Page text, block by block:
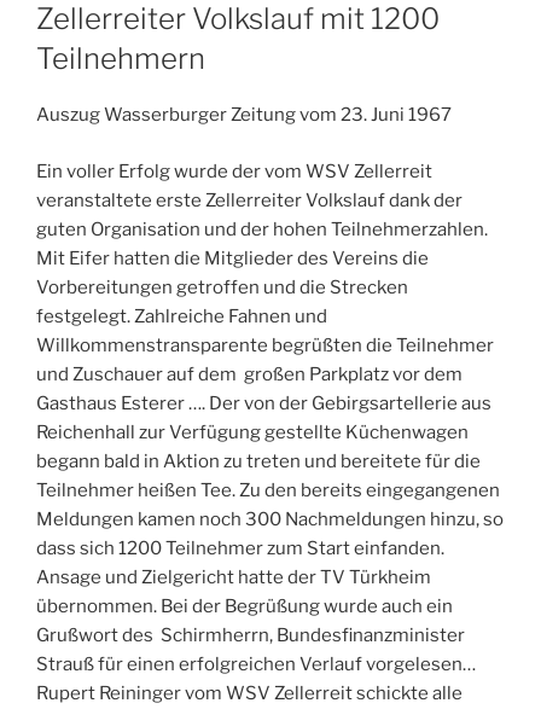
Zellerreiter Volkslauf mit 1200
Teilnehmern
Auszug Wasserburger Zeitung vom 23. Juni 1967
Ein voller Erfolg wurde der vom WSV Zellerreit
veranstaltete erste Zellerreiter Volkslauf dank der
guten Organisation und der hohen Teilnehmerzahlen.
Mit Eifer hatten die Mitglieder des Vereins die
Vorbereitungen getroffen und die Strecken
festgelegt. Zahlreiche Fahnen und
Willkommenstransparente begrüßten die Teilnehmer
und Zuschauer auf dem großen Parkplatz vor dem
Gasthaus Esterer …. Der von der Gebirgsartellerie aus
Reichenhall zur Verfügung gestellte Küchenwagen
begann bald in Aktion zu treten und bereitete für die
Teilnehmer heißen Tee. Zu den bereits eingegangenen
Meldungen kamen noch 300 Nachmeldungen hinzu, so
dass sich 1200 Teilnehmer zum Start einfanden.
Ansage und Zielgericht hatte der TV Türkheim
übernommen. Bei der Begrüßung wurde auch ein
Grußwort des Schirmherrn, Bundesfinanzminister
Strauß für einen erfolgreichen Verlauf vorgelesen…
Rupert Reininger vom WSV Zellerreit schickte alle